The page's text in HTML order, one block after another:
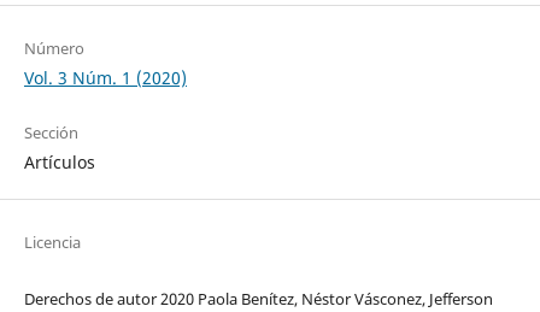
Número
Vol. 3 Núm. 1 (2020)
Sección
Artículos
Licencia
Derechos de autor 2020 Paola Benítez, Néstor Vásconez, Jefferson